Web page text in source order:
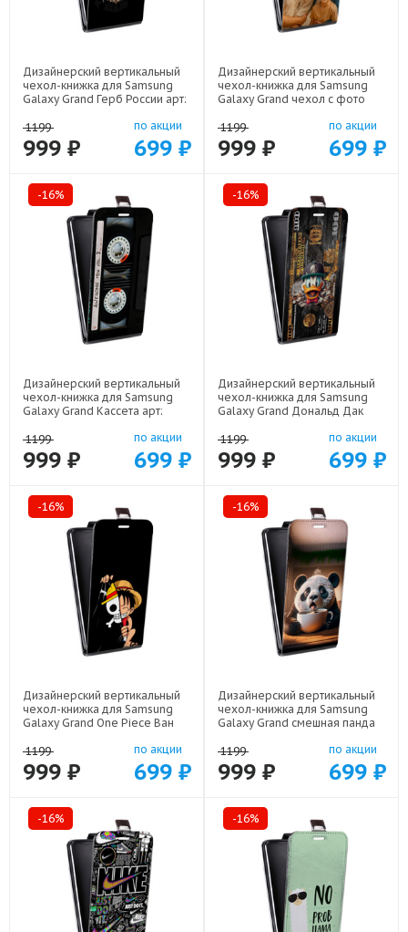
Дизайнерский вертикальный
чехол-книжка для Samsung
Galaxy Grand Герб России арт:
1199
999 ₽
по акции
699 ₽
Дизайнерский вертикальный
чехол-книжка для Samsung
Galaxy Grand чехол с фото
1199
999 ₽
по акции
699 ₽
-16%
Дизайнерский вертикальный
чехол-книжка для Samsung
Galaxy Grand Кассета арт:
1199
999 ₽
по акции
699 ₽
-16%
Дизайнерский вертикальный
чехол-книжка для Samsung
Galaxy Grand Дональд Дак
1199
999 ₽
по акции
699 ₽
-16%
Дизайнерский вертикальный
чехол-книжка для Samsung
Galaxy Grand One Piece Ван
1199
999 ₽
по акции
699 ₽
-16%
Дизайнерский вертикальный
чехол-книжка для Samsung
Galaxy Grand смешная панда
1199
999 ₽
по акции
699 ₽
-16% -16%